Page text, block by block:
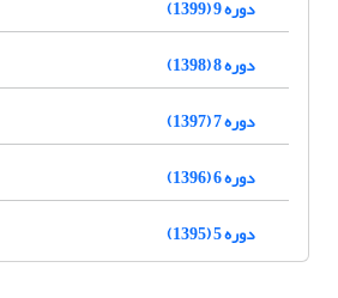
دوره 9 (1399)
دوره 8 (1398)
دوره 7 (1397)
دوره 6 (1396)
دوره 5 (1395)